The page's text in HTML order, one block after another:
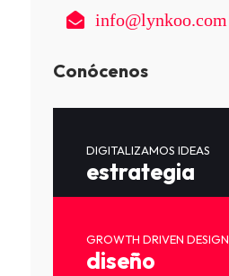
info@lynkoo.com
Conócenos
DIGITALIZAMOS IDEAS
estrategia
GROWTH DRIVEN DESIGN
diseño